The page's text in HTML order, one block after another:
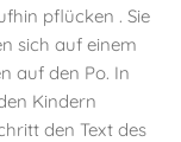
pflücken . Sie
sich auf einem
auf den Po. In
Kindern
den Text des